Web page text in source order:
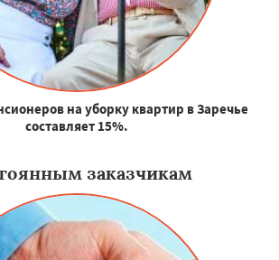
на уборку квартир в Заречье
составляет 15%.
заказчикам